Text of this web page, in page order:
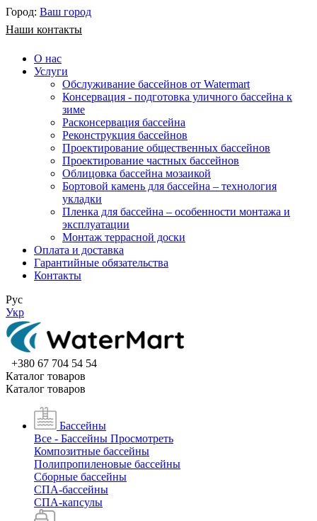
Город: Ваш город
Наши контакты
О нас
Услуги
Обслуживание бассейнов от Watermart
Консервация - подготовка уличного бассейна к
зиме
Расконсервация бассейна
Реконструкция бассейнов
Проектирование общественных бассейнов
Проектирование частных бассейнов
​Облицовка бассейна мозаикой
Бортовой камень для бассейна – технология
укладки
Пленка для бассейна – особенности монтажа и
эксплуатации
Монтаж террасной доски
Оплата и доставка
Гарантийные обязательства
Контакты
Рус
Укр
+380 67 704 54 54
Каталог товаров
Каталог товаров
Бассейны
Все - Бассейны Просмотреть
Композитные бассейны
Полипропиленовые бассейны
Сборные бассейны
СПА-бассейны
СПА-капсулы